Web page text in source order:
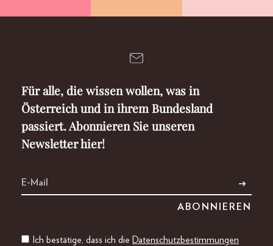
Für alle, die wissen wollen, was in
Österreich und in ihrem Bundesland
passiert. Abonnieren Sie unseren
Newsletter hier!
Ich bestätige, dass ich die Datenschutzbestimmungen